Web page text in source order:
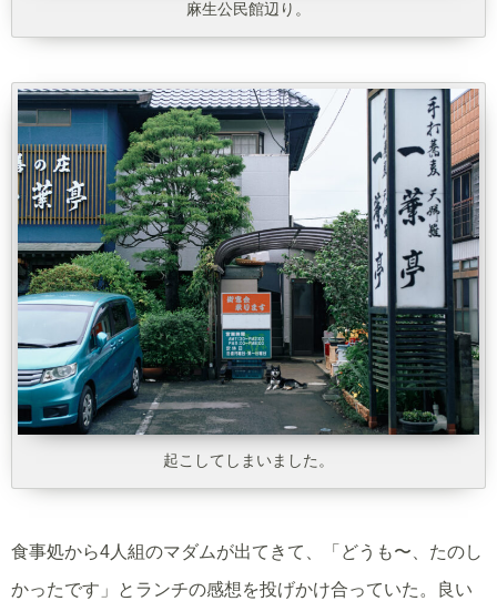
麻生公民館辺り。
起こしてしまいました。
食事処から4人組のマダムが出てきて、「どうも〜、たのし
かったです」とランチの感想を投げかけ合っていた。良い